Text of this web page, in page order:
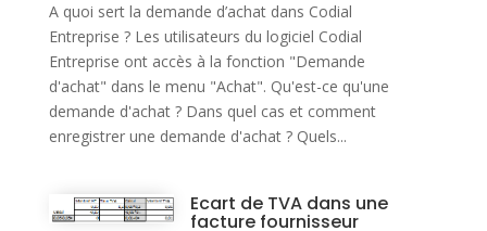
A quoi sert la demande d’achat dans Codial
Entreprise ? Les utilisateurs du logiciel Codial
Entreprise ont accès à la fonction "Demande
d'achat" dans le menu "Achat". Qu'est-ce qu'une
demande d'achat ? Dans quel cas et comment
enregistrer une demande d'achat ? Quels...
Ecart de TVA dans une
facture fournisseur